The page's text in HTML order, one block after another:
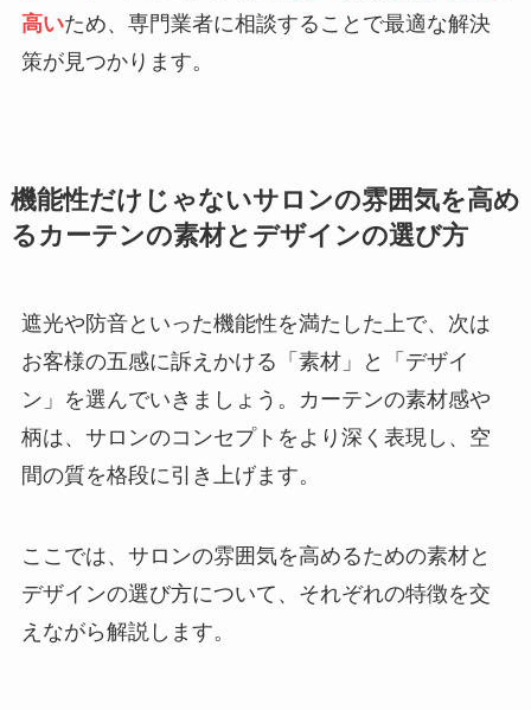
高いため、専門業者に相談することで最適な解決
策が見つかります。
機能性だけじゃないサロンの雰囲気を高め
るカーテンの素材とデザインの選び方
遮光や防音といった機能性を満たした上で、次は
お客様の五感に訴えかける「素材」と「デザイ
ン」を選んでいきましょう。カーテンの素材感や
柄は、サロンのコンセプトをより深く表現し、空
間の質を格段に引き上げます。
ここでは、サロンの雰囲気を高めるための素材と
デザインの選び方について、それぞれの特徴を交
えながら解説します。